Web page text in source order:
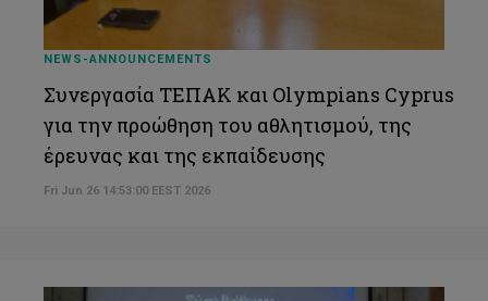
NEWS-ANNOUNCEMENTS
Συνεργασία ΤΕΠΑΚ και Olympians Cyprus
για την προώθηση του αθλητισμού, της
έρευνας και της εκπαίδευσης
Fri Jun 26 14:53:00 EEST 2026